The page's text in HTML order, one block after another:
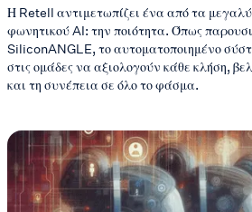
Η Retell αντιμετωπίζει ένα από τα
φωνητικού AI: την ποιότητα. Όπως
SiliconANGLE, το αυτοματοποιημένο
στις ομάδες να αξιολογούν κάθε κλήση,
και τη συνέπεια σε όλο το φάσμα.